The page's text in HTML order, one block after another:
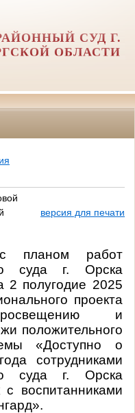
СУД Г.
ОБЛАСТИ
версия для печати
планом работ
суда г. Орска
2 полугодие 2025
проекта
и
положительного
«Доступно о
сотрудниками
суда г. Орска
воспитанниками